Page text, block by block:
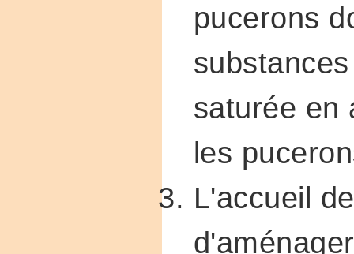
pucerons
saturée en
les
L'accueil